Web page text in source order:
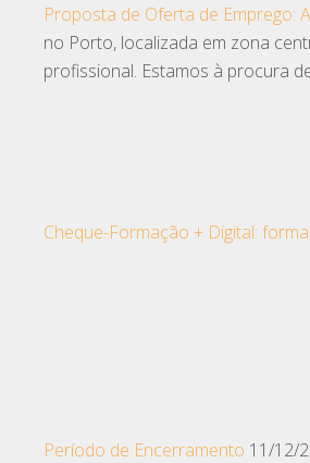
Proposta de Oferta de Emprego:
no Porto, localizada em zona
profissional. Estamos à procura
Cheque-Formação + Digital:
Período de Encerramento 11/12/